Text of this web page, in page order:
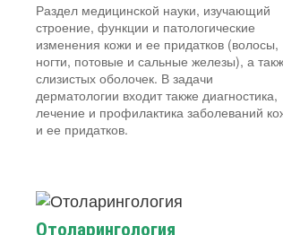
Раздел медицинской науки, изучающий
строение, функции и патологические
изменения кожи и ее придатков (волосы,
ногти, потовые и сальные железы), а
слизистых оболочек. В задачи
дерматологии входит также диагностика,
лечение и профилактика заболеваний
и ее придатков.
Отоларингология